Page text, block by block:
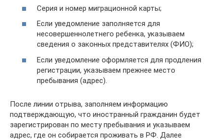
Серия и номер миграционной карты;
Если уведомление заполняется для
несовершеннолетнего ребенка, указываем
сведения о законных представителях (ФИО);
Если уведомление оформляется для продления
регистрации, указываем прежнее место
пребывания (адрес).
После линии отрыва, заполняем информацию
подтверждающую, что иностранный гражданин будет
зарегистрирован по месту пребывания и указываем
адрес, где он собирается проживать в РФ. Далее